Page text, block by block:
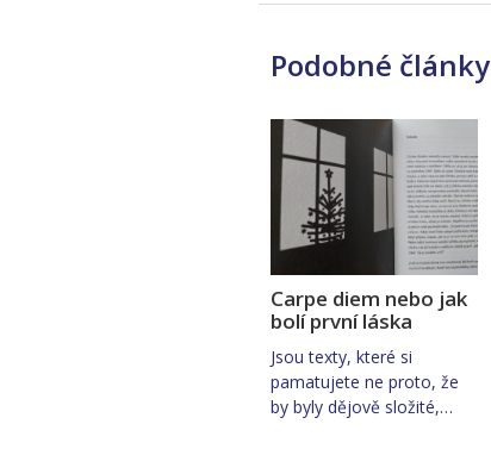
Podobné články
Carpe diem nebo jak
bolí první láska
Jsou texty, které si
pamatujete ne proto, že
by byly dějově složité,…